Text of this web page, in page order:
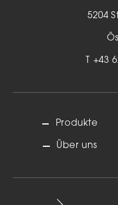
5204
T +43
Produkte
Über uns